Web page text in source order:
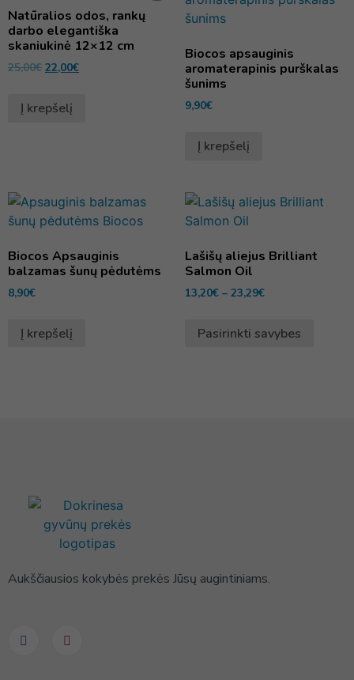
Natūralios odos, rankų
darbo elegantiška
skaniukinė 12×12 cm
25,00€ 22,00€
Į krepšelį
Biocos apsauginis
aromaterapinis purškalas
šunims
9,90€
Į krepšelį
Biocos Apsauginis
balzamas šunų pėdutėms
8,90€
Į krepšelį
Lašišų aliejus Brilliant
Salmon Oil
13,20€ – 23,29€
Pasirinkti savybes
Aukščiausios kokybės prekės Jūsų augintiniams.